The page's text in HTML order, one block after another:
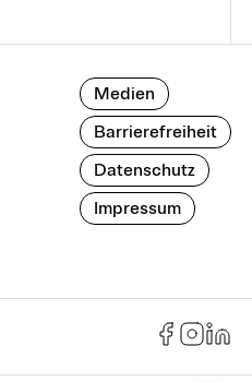
Medien
Barrierefreiheit
Datenschutz
Impressum